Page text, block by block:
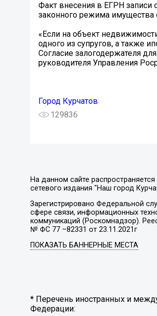
Факт внесения в ЕГРН записи
законного режима имущества
«Если на объект
одного из супругов, а также
Согласие залогодержателя
руководителя Управления
Город Курчатов
129836
На данном сайте
сетевого издания "Наш город
Зарегистрировано Федеральной
сфере связи, информационных
коммуникаций (Роскомнадзор).
№ ФС 77 –82331 от 23.11.2021г
ПОКАЗАТЬ БАННЕРНЫЕ МЕСТА
* Перечень иностранных и
Федерации: